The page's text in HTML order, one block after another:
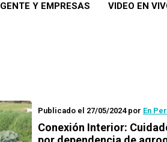
GENTE Y EMPRESAS VIDEO EN
Publicado el 27/05/2024por En
Conexión Interior: